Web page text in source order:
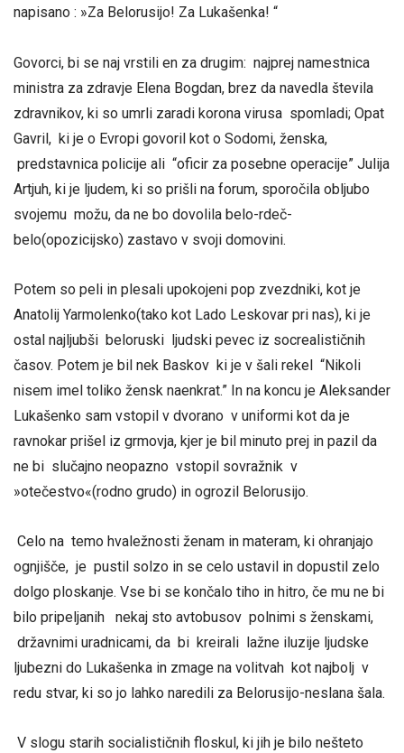
napisano : »Za Belorusijo! Za Lukašenka! “
Govorci, bi se naj vrstili en za drugim: najprej namestnica
ministra za zdravje Elena Bogdan, brez da navedla števila
zdravnikov, ki so umrli zaradi korona virusa spomladi; Opat
Gavril, ki je o Evropi govoril kot o Sodomi, ženska,
predstavnica policije ali “oficir za posebne operacije” Julija
Artjuh, ki je ljudem, ki so prišli na forum, sporočila obljubo
svojemu možu, da ne bo dovolila belo-rdeč-
belo(opozicijsko) zastavo v svoji domovini.
Potem so peli in plesali upokojeni pop zvezdniki, kot je
Anatolij Yarmolenko(tako kot Lado Leskovar pri nas), ki je
ostal najljubši beloruski ljudski pevec iz socrealističnih
časov. Potem je bil nek Baskov ki je v šali rekel “Nikoli
nisem imel toliko žensk naenkrat.” In na koncu je Aleksander
Lukašenko sam vstopil v dvorano v uniformi kot da je
ravnokar prišel iz grmovja, kjer je bil minuto prej in pazil da
ne bi slučajno neopazno vstopil sovražnik v
»otečestvo«(rodno grudo) in ogrozil Belorusijo.
Celo na temo hvaležnosti ženam in materam, ki ohranjajo
ognjišče, je pustil solzo in se celo ustavil in dopustil zelo
dolgo ploskanje. Vse bi se končalo tiho in hitro, če mu ne bi
bilo pripeljanih nekaj sto avtobusov polnimi s ženskami,
državnimi uradnicami, da bi kreirali lažne iluzije ljudske
ljubezni do Lukašenka in zmage na volitvah kot najbolj v
redu stvar, ki so jo lahko naredili za Belorusijo-neslana šala.
V slogu starih socialističnih floskul, ki jih je bilo nešteto